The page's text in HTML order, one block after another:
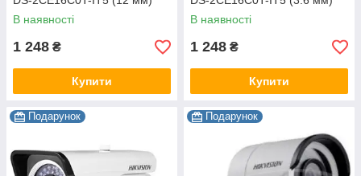
В наявності
1 248 ₴
Купити
В наявності
1 248 ₴
Купити
Подарунок Подарунок